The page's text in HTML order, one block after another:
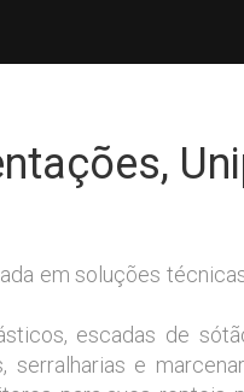
em soluções
escadas de
e